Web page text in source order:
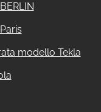
modello Tekla